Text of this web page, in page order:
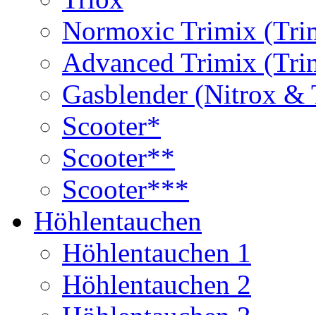
Normoxic Trimix
Advanced Trimix
Gasblender (Nitrox
Scooter*
Scooter**
Scooter***
Höhlentauchen
Höhlentauchen 1
Höhlentauchen 2